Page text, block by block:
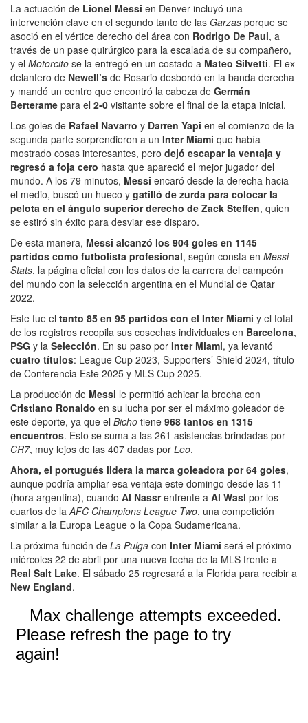
La actuación de Lionel Messi en Denver incluyó una
intervención clave en el segundo tanto de las Garzas porque se
asoció en el vértice derecho del área con Rodrigo De Paul, a
través de un pase quirúrgico para la escalada de su compañero,
y el Motorcito se la entregó en un costado a Mateo Silvetti. El ex
delantero de Newell’s de Rosario desbordó en la banda derecha
y mandó un centro que encontró la cabeza de Germán
Berterame para el 2-0 visitante sobre el final de la etapa inicial.
Los goles de Rafael Navarro y Darren Yapi en el comienzo de la
segunda parte sorprendieron a un Inter Miami que había
mostrado cosas interesantes, pero dejó escapar la ventaja y
regresó a foja cero hasta que apareció el mejor jugador del
mundo. A los 79 minutos, Messi encaró desde la derecha hacia
el medio, buscó un hueco y gatilló de zurda para colocar la
pelota en el ángulo superior derecho de Zack Steffen, quien
se estiró sin éxito para desviar ese disparo.
De esta manera, Messi alcanzó los 904 goles en 1145
partidos como futbolista profesional, según consta en Messi
Stats, la página oficial con los datos de la carrera del campeón
del mundo con la selección argentina en el Mundial de Qatar
2022.
Este fue el tanto 85 en 95 partidos con el Inter Miami y el total
de los registros recopila sus cosechas individuales en Barcelona,
PSG y la Selección. En su paso por Inter Miami, ya levantó
cuatro títulos: League Cup 2023, Supporters’ Shield 2024, título
de Conferencia Este 2025 y MLS Cup 2025.
La producción de Messi le permitió achicar la brecha con
Cristiano Ronaldo en su lucha por ser el máximo goleador de
este deporte, ya que el Bicho tiene 968 tantos en 1315
encuentros. Esto se suma a las 261 asistencias brindadas por
CR7, muy lejos de las 407 dadas por Leo.
Ahora, el portugués lidera la marca goleadora por 64 goles,
aunque podría ampliar esa ventaja este domingo desde las 11
(hora argentina), cuando Al Nassrenfrente a Al Wasl por los
cuartos de la AFC Champions League Two, una competición
similar a la Europa League o la Copa Sudamericana.
La próxima función de La Pulga con Inter Miami será el próximo
miércoles 22 de abril por una nueva fecha de la MLS frente a
Real Salt Lake. El sábado 25 regresará a la Florida para recibir a
New England.